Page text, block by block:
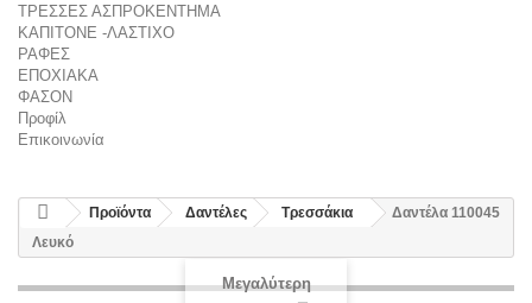
ΤΡΕΣΣΕΣ ΑΣΠΡΟΚΕΝΤΗΜΑ
ΚΑΠΙΤΟΝΕ -ΛΑΣΤΙΧΟ
ΡΑΦΕΣ
ΕΠΟΧΙΑΚΑ
ΦΑΣΟΝ
Προφίλ
Επικοινωνία
Προϊόντα Δαντέλες Τρεσσάκια
Δαντέλα 110045
Λευκό
Μεγαλύτερη